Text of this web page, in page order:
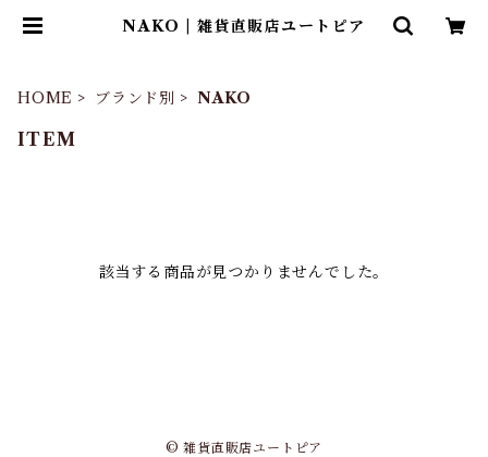
NAKO | 雑貨直販店ユートピア
HOME ブランド別 NAKO
ITEM
該当する商品が見つかりませんでした。
© 雑貨直販店ユートピア